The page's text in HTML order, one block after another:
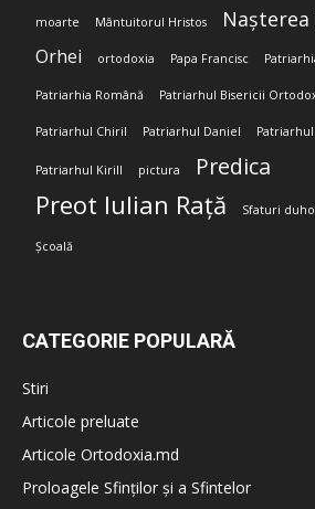
moarte Mântuitorul Hristos
Orhei ortodoxia Papa Francisc
Patriarhia Română Patriarhul Bisericii
Patriarhul Chiril Patriarhul Daniel
Patriarhul Kirill pictura Predica
Preot Iulian Rață Sfaturi
Școală
CATEGORIE POPULARĂ
Stiri
Articole preluate
Articole Ortodoxia.md
Proloagele Sfinților și a Sfintelor